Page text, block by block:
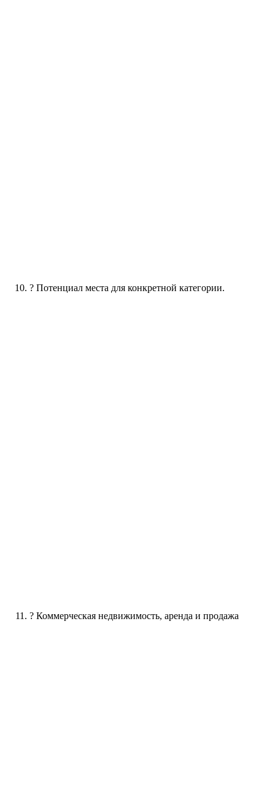
? Потенциал места для конкретной категории.
? Коммерческая недвижимость, аренда и продажа